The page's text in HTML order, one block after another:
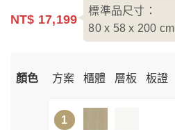
NT$ 17,199
標準品尺寸：
80 x 58 x 200 cm
顏色 方案 櫃體 層板 板證
1